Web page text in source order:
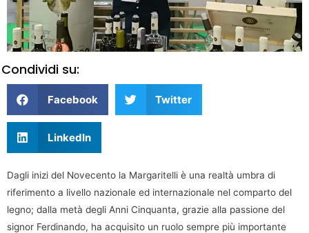
Condividi su:
Facebook Twitter
LinkedIn
Dagli inizi del Novecento la Margaritelli è una realtà umbra di
riferimento a livello nazionale ed internazionale nel comparto del
legno; dalla metà degli Anni Cinquanta, grazie alla passione del
signor Ferdinando, ha acquisito un ruolo sempre più importante